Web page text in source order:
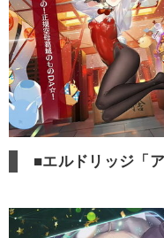
■エルドリッジ「